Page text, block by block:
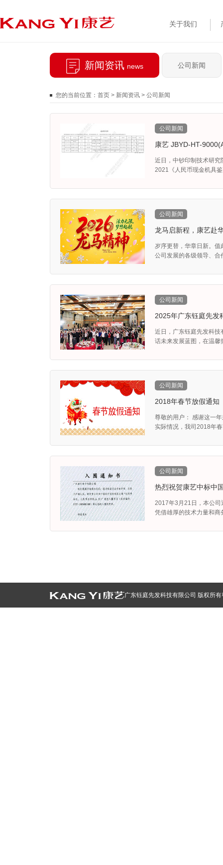
关于我们
新闻资讯 news 公司新闻
您的当前位置： 首页 > 新闻资讯 > 公司新闻
公司新闻
康艺 JBYD-HT-
近日，中钞印制技术研
2021《人民币现金机具
公司新闻
龙马启新程，康艺赴
岁序更替，华章日新。
公司发展的各级领导、合
公司新闻
2025年广东钰庭先发
近日，广东钰庭先发科
话未来发展蓝图，在温馨
公司新闻
2018年春节放假通知
尊敬的用户： 感谢这一
实际情况，我司2018年
公司新闻
热烈祝贺康艺中标中
2017年3月21日，本公司
凭借雄厚的技术力量和商
广东钰庭先发科技有限公司 版权所有